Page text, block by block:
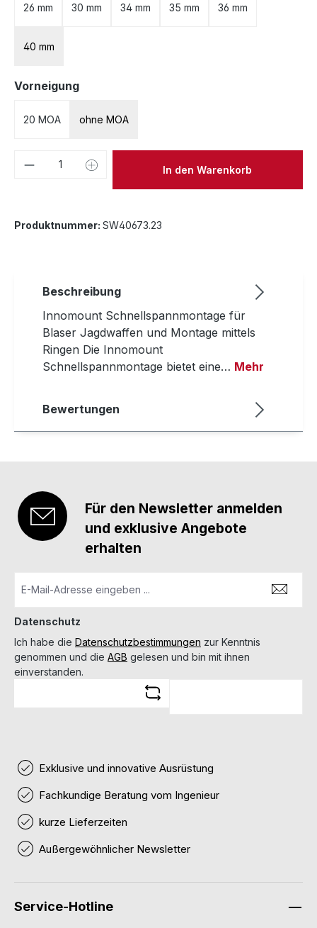
26 mm 30 mm 34 mm 35 mm 36 mm
40 mm
Vorneigungauswählen
20 MOA ohne MOA
Produkt Anzahl: Gib denIn den Warenkorb
Produktnummer: SW40673.23
Beschreibung
Innomount Schnellspannmontage für
Blaser Jagdwaffen und Montage mittels
Ringen Die Innomount
Schnellspannmontage bietet eine… Mehr
Bewertungen
Für den Newsletter anmelden
und exklusive Angebote
erhalten
Datenschutz
Ich habe die Datenschutzbestimmungen zur Kenntnis
genommen und die AGB gelesen und bin mit ihnen
einverstanden.
Exklusive und innovative Ausrüstung
Fachkundige Beratung vom Ingenieur
kurze Lieferzeiten
Außergewöhnlicher Newsletter
Service-Hotline